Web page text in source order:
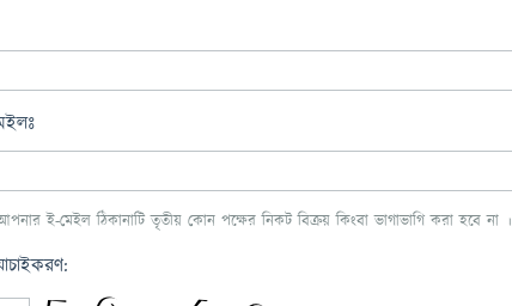
ই-মেইল ঠিকানাটি তৃতীয় কোন পক্ষের নিকট বিক্রয় কিংবা ভাগাভাগি করা হবে না ।